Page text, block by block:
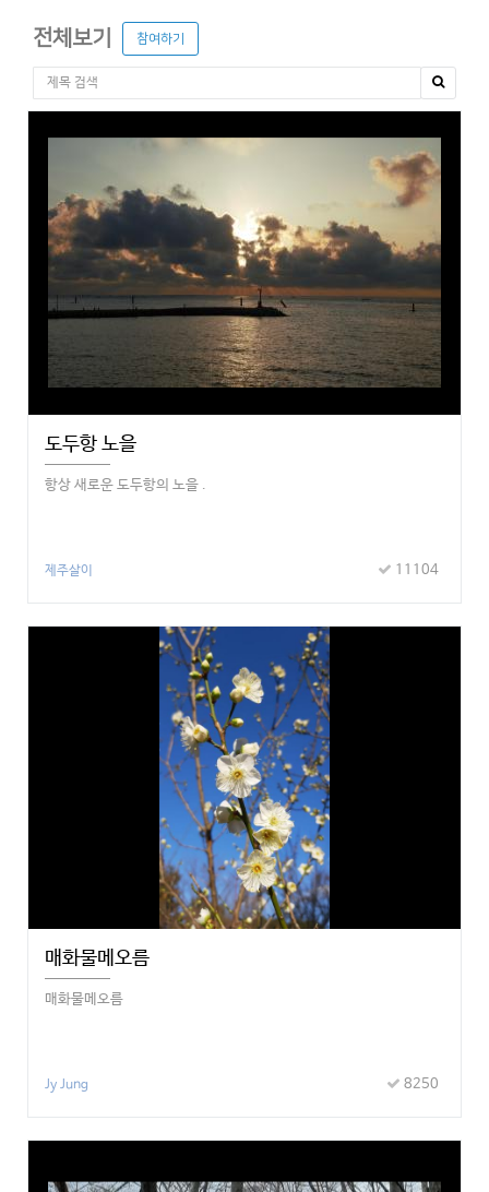
전체보기 참여하기
도두항 노을
항상 새로운 도두항의 노을 .
제주살이 11104
매화물메오름
매화물메오름
Jy Jung 8250